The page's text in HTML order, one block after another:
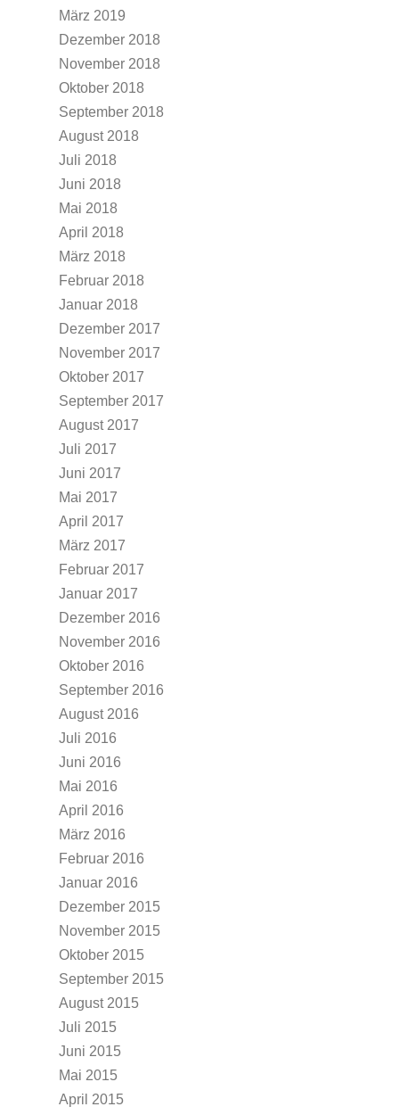
März 2019
Dezember 2018
November 2018
Oktober 2018
September 2018
August 2018
Juli 2018
Juni 2018
Mai 2018
April 2018
März 2018
Februar 2018
Januar 2018
Dezember 2017
November 2017
Oktober 2017
September 2017
August 2017
Juli 2017
Juni 2017
Mai 2017
April 2017
März 2017
Februar 2017
Januar 2017
Dezember 2016
November 2016
Oktober 2016
September 2016
August 2016
Juli 2016
Juni 2016
Mai 2016
April 2016
März 2016
Februar 2016
Januar 2016
Dezember 2015
November 2015
Oktober 2015
September 2015
August 2015
Juli 2015
Juni 2015
Mai 2015
April 2015